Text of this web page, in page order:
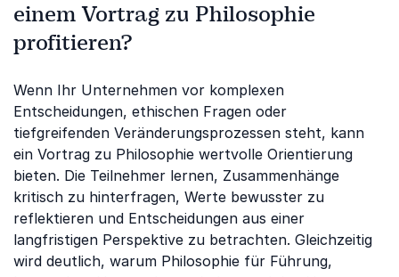
einem Vortrag zu Philosophie
profitieren?
Wenn Ihr Unternehmen vor komplexen
Entscheidungen, ethischen Fragen oder
tiefgreifenden Veränderungsprozessen steht, kann
ein Vortrag zu Philosophie wertvolle Orientierung
bieten. Die Teilnehmer lernen, Zusammenhänge
kritisch zu hinterfragen, Werte bewusster zu
reflektieren und Entscheidungen aus einer
langfristigen Perspektive zu betrachten. Gleichzeitig
wird deutlich, warum Philosophie für Führung,